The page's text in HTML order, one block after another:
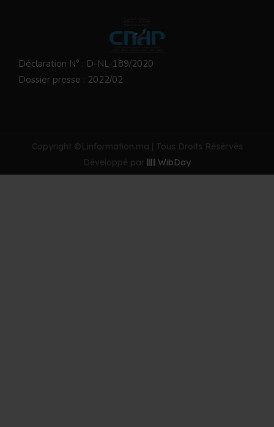
Déclaration N° : D-NL-189/2020
Dossier presse : 2022/02
Copyright ©Linformation.ma | Tous Droits Résérvés
Développé par
WibDay